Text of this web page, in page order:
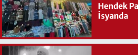
Hendek
İsyanda